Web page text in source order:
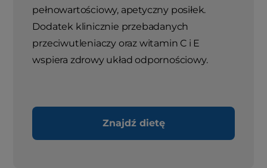
pełnowartościowy, apetyczny posiłek.
Dodatek klinicznie przebadanych
przeciwutleniaczy oraz witamin C i E
wspiera zdrowy układ odpornościowy.
Znajdź dietę